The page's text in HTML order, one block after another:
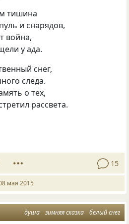
тишина
и снарядов,
война,
у ада.
снег,
следа.
о тех,
рассвета.
15
мая 2015
душа зимняя сказка белый снег